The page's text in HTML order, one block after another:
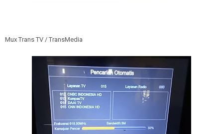
Mux Trans TV / TransMedia